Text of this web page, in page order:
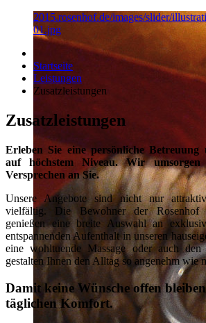
2015.rosenhof.de/images/slider/
01.jpg
Startseite
Leistungen
Zusatzleistungen
Zusatzleistungen
Erleben Sie eine persönliche Betreuung
auf höchstem Niveau. Wir
Versprechen an Sie.
Unsere Angebote sind nicht nur
vielfältig. Die Bewohner der Rosenhof
genießen eine breite Auswahl an
entspannenden Aufenthalt in unseren
eine wohltuende Massage oder auch
gestalten Ihnen den Alltag so angenehm wie
Damit keine Wünsche offen
täglichen Komfort.